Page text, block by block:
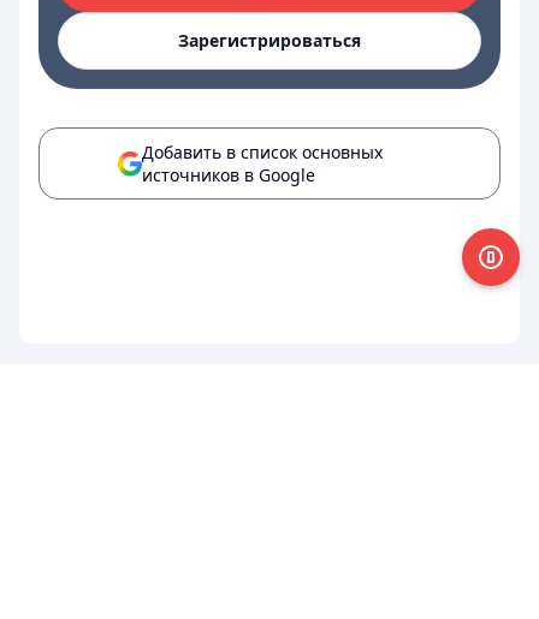
Зарегистрироваться
Добавить в список основных
источников в Google